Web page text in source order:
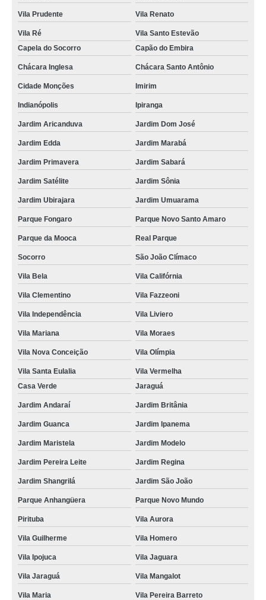
Vila Prudente Vila Renato
Vila Ré
Vila Santo Estevão
Capela do Socorro
Capão do Embira
Chácara Inglesa Chácara Santo Antônio
Cidade Monções Imirim
Indianópolis Ipiranga
Jardim Aricanduva Jardim Dom José
Jardim Edda Jardim Marabá
Jardim Primavera Jardim Sabará
Jardim Satélite Jardim Sônia
Jardim Ubirajara Jardim Umuarama
Parque Fongaro Parque Novo Santo Amaro
Parque da Mooca Real Parque
Socorro São João Clímaco
Vila Bela Vila Califórnia
Vila Clementino Vila Fazzeoni
Vila Independência Vila Liviero
Vila Mariana Vila Moraes
Vila Nova Conceição Vila Olímpia
Vila Santa Eulalia
Vila Vermelha
Casa Verde
Jaraguá
Jardim Andaraí Jardim Britânia
Jardim Guanca Jardim Ipanema
Jardim Maristela Jardim Modelo
Jardim Pereira Leite Jardim Regina
Jardim Shangrilá Jardim São João
Parque Anhangüera Parque Novo Mundo
Pirituba Vila Aurora
Vila Guilherme Vila Homero
Vila Ipojuca Vila Jaguara
Vila Jaraguá Vila Mangalot
Vila Maria Vila Pereira Barreto